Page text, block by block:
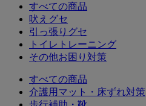
すべての商品
吠えグセ
引っ張りグセ
トイレトレーニング
その他お困り対策
すべての商品
介護用マット・床ずれ対策